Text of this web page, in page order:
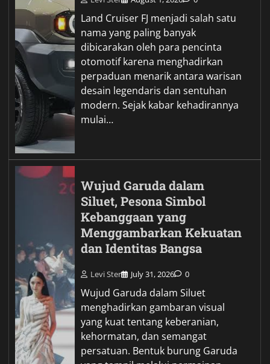
Land Cruiser FJ menjadi salah satu
nama yang paling banyak
dibicarakan oleh para pencinta
otomotif karena menghadirkan
perpaduan menarik antara warisan
desain legendaris dan sentuhan
modern. Sejak kabar kehadirannya
mulai…
Wujud Garuda dalam
Siluet, Pesona Simbol
Kebanggaan yang
Menggambarkan Kekuatan
dan Identitas Bangsa
Levi Ster July 31, 2026 0
Wujud Garuda dalam Siluet
menghadirkan gambaran visual
yang kuat tentang keberanian,
kehormatan, dan semangat
persatuan. Bentuk burung Garuda